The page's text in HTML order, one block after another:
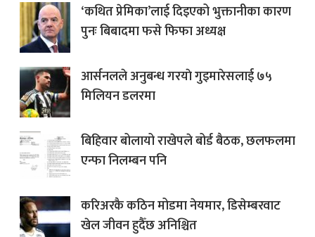
‘कथित प्रेमिका’लाई दिइएको भुक्तानीका कारण
पुनः बिबादमा फसे फिफा अध्यक्ष
आर्सनलले अनुबन्ध गरयाे गुइमारेसलाई ७५
मिलियन डलरमा
बिहिवार बोलायो राखेपले बोर्ड बैठक, छलफलमा
एन्फा निलम्बन पनि
करिअरकै कठिन मोडमा नेयमार, डिसेम्बरवाट
खेल जीवन हुदैँछ अनिश्चित